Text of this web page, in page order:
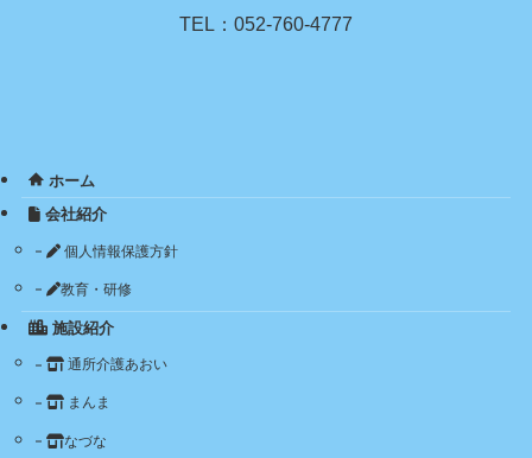
TEL：052-760-4777
ホーム
会社紹介
個人情報保護方針
教育・研修
施設紹介
通所介護あおい
まんま
なづな